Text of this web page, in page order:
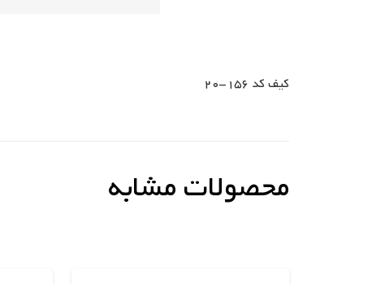
کیف کد 156-20
محصولات مشابه